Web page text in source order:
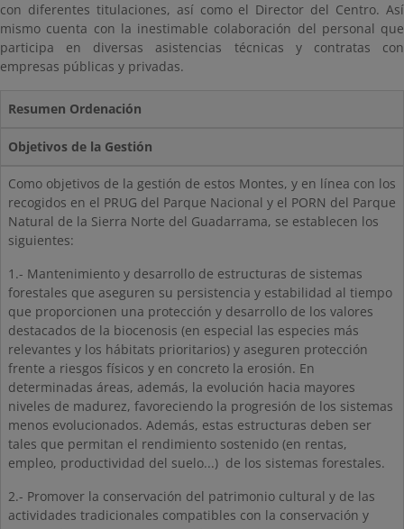
con diferentes titulaciones, así como el Director del Centro. Así
mismo cuenta con la inestimable colaboración del personal que
participa en diversas asistencias técnicas y contratas con
empresas públicas y privadas.
Resumen Ordenación
Objetivos de la Gestión
Como objetivos de la gestión de estos Montes, y en línea con los
recogidos en el PRUG del Parque Nacional y el PORN del Parque
Natural de la Sierra Norte del Guadarrama, se establecen los
siguientes:
1.- Mantenimiento y desarrollo de estructuras de sistemas
forestales que aseguren su persistencia y estabilidad al tiempo
que proporcionen una protección y desarrollo de los valores
destacados de la biocenosis (en especial las especies más
relevantes y los hábitats prioritarios) y aseguren protección
frente a riesgos físicos y en concreto la erosión. En
determinadas áreas, además, la evolución hacia mayores
niveles de madurez, favoreciendo la progresión de los sistemas
menos evolucionados. Además, estas estructuras deben ser
tales que permitan el rendimiento sostenido (en rentas,
empleo, productividad del suelo...) de los sistemas forestales.
2.- Promover la conservación del patrimonio cultural y de las
actividades tradicionales compatibles con la conservación y